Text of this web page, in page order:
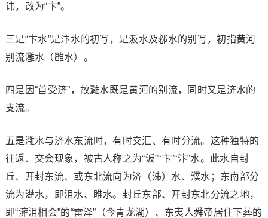
讳，改为“卞”。
三是“卞水”是汴水的初写，是汳水及邲水的别写，初指黄河
别流灉水（雝水）。
四是因“首受济”，故灉水既是黄河的别流，同时又是济水的
支流。
五是灉水与济水东流时，有时交汇、有时分流。这种独特的
往返、交会现象，被古人称之为“汳”“卞”“汴”水。此水自封
丘、开封东流、或东北流向为济（泲）水、濮水；东南部分
流为濋水，即沮水、睢水。封丘东部、开封东北分流之地，
即“澭沮相会”的“雷泽”（今青龙湖）、东夷人舜帝居住下葬的